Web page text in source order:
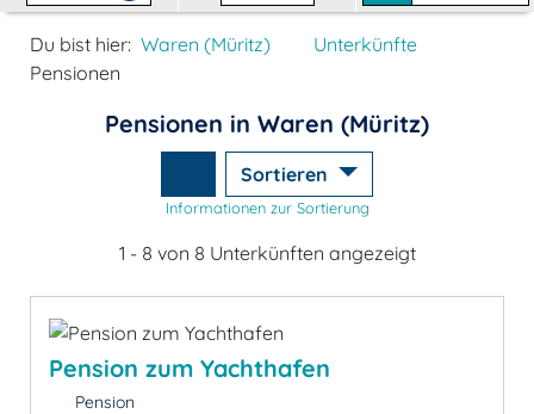
Du bist hier: Waren (Müritz)
Unterkünfte
Pensionen
Pensionen in Waren (Müritz)
Sortieren
Informationen zur Sortierung
1 - 8 von 8 Unterkünften angezeigt
Pension zum Yachthafen
Pension